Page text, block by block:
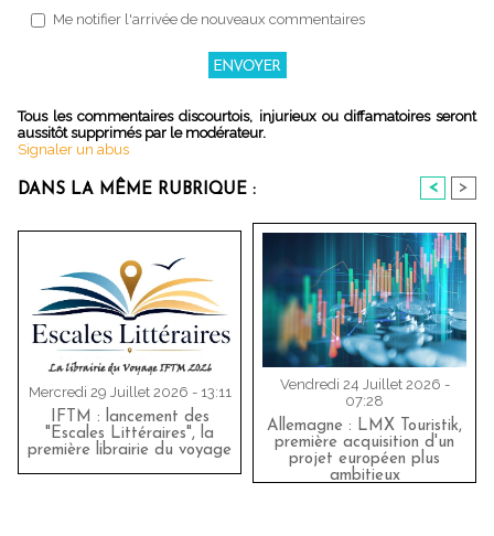
Me notifier l'arrivée de nouveaux commentaires
Tous les commentaires discourtois, injurieux ou diffamatoires seront
aussitôt supprimés par le modérateur.
Signaler un abus
DANS LA MÊME RUBRIQUE : < >
Mercredi 29 Juillet 2026 - 13:11
IFTM : lancement des
"Escales Littéraires", la
première librairie du voyage
Vendredi 24 Juillet 2026 -
07:28
Allemagne : LMX Touristik,
première acquisition d'un
projet européen plus
ambitieux